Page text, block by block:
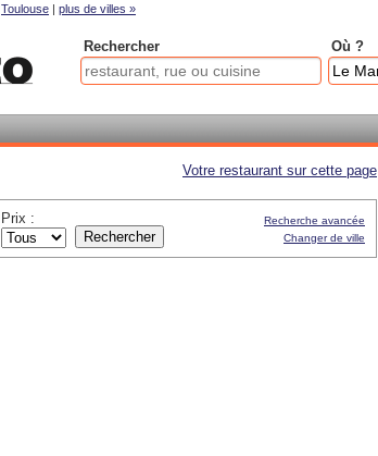
Toulouse | plus de villes »
Rechercher Où ?
Votre restaurant sur cette page
Prix :
Recherche avancée
Changer de ville